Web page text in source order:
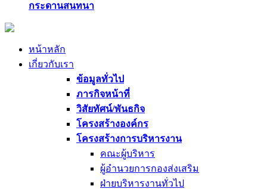
กระดานสนทนา
หน้าหลัก
เกี่ยวกับเรา
ข้อมูลทั่วไป
ภารกิจหน้าที่
วิสัยทัศน์/พันธกิจ
โครงสร้างองค์กร
โครงสร้างการบริหารงาน
คณะผู้บริหาร
ผู้อำนวยการกองส่งเสริม
ฝ่ายบริหารงานทั่วไป